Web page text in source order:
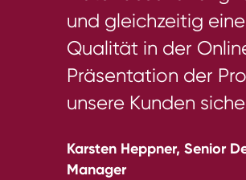
und gleichzeitig
Qualität in der
Präsentation der
unsere Kunden
Karsten Heppner, Senior
Manager